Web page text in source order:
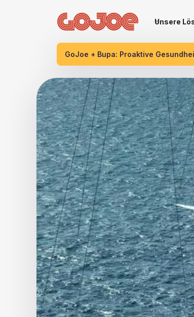
Unsere
GoJoe + Bupa: Proaktive